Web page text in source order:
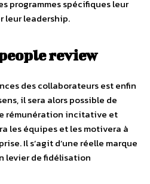
programmes spécifiques leur
leur leadership.
review
des collaborateurs est enfin
il sera alors possible de
rémunération incitative et
les équipes et les motivera à
Il s’agit d’une réelle marque
levier de fidélisation